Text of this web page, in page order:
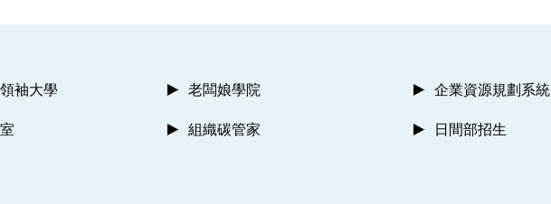
袖大學 老闆娘學院 企業資源規劃系統
組織碳管家 日間部招生